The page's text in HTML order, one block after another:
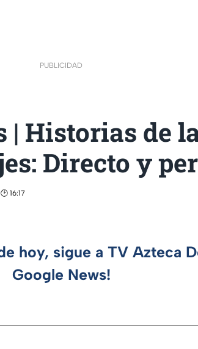
PUBLICIDAD
| Historias de
Directo y
16:17
hoy, sigue a TV Azteca
Google News!